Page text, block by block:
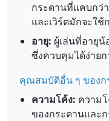
กระดานที่แคบกว่
และเวิร์ตมักจะใ
อายุ: ผู้เล่นที่อายุ
ซึ่งควบคุมได้ง่ายก
คุณสมบัติอื่น ๆ ของก
ความโค้ง: ความ
ของกระดานและ